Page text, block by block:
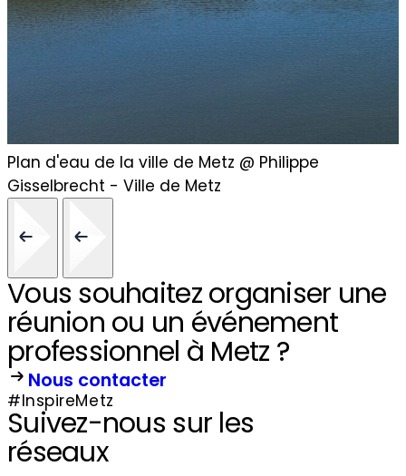
Navette électrique Metz'o © Studio Hussenot
Vous souhaitez organiser une
réunion ou un événement
professionnel à Metz ?
Nous contacter
#InspireMetz
Suivez-nous sur les
réseaux